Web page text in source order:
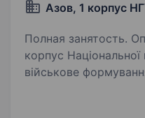
Азов, 1 корпус
Полная занятость.
корпус
військове